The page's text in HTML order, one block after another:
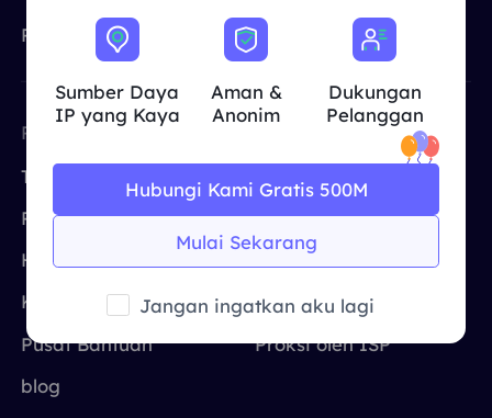
Lebih Banyak Integrasi
Penyedia Proxy IP Terkemuka di Dunia
PERUSAHAAN
Tentang Kami
Program Afiliasi
Harga
Kasus Penggunaan
Pusat Bantuan
blog
Penguji Proksi
CroxyProxy
Situs Proksi
Proksi oleh ISP
Sumber Daya
IP yang Kaya
Aman &
Anonim
Dukungan
Pelanggan
Mulai Sekarang
Hubungi Kami Gratis 500M
Jangan ingatkan aku lagi